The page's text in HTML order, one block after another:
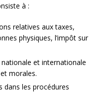
à :
relatives aux taxes,
physiques, l’impôt sur
et internationale
morales.
dans les procédures